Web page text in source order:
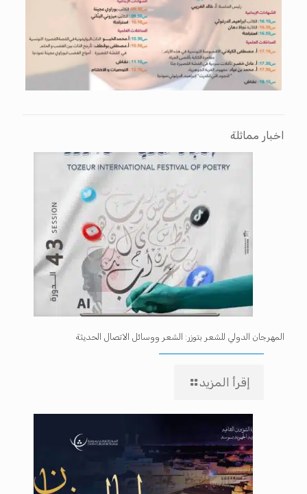
اخبار مماثلة
المهرجان الدولي للشعر بتوزر: الشعر ووسائل الاتصال الحديثة
إقرأ المزيد